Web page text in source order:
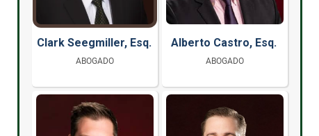
Clark Seegmiller, Esq.
ABOGADO
Alberto Castro, Esq.
ABOGADO